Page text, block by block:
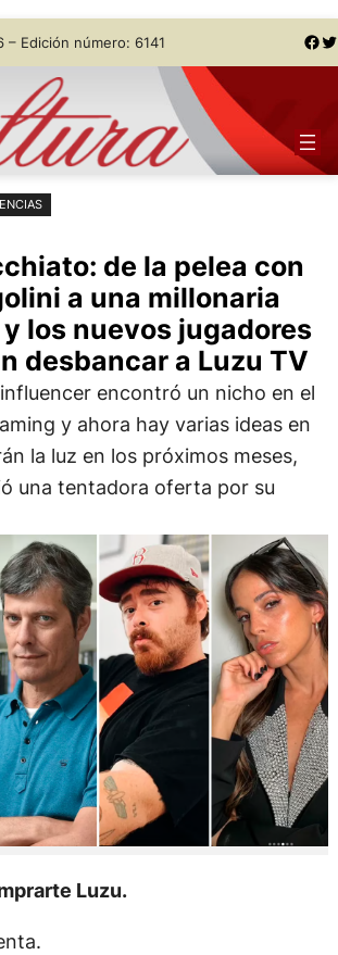
Edición número: 6141 Facebook Twitter
de la pelea con
a una millonaria
los nuevos jugadores
desbancar a Luzu TV
encontró un nicho en el
y ahora hay varias ideas en
la luz en los próximos meses,
una tentadora oferta por su
Luzu.